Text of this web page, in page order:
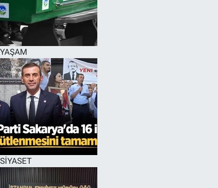
YAŞAM
SİYASET
EĞİTİM
MAGAZİN
ÖZEL HABER
HALK54 PANORAMA